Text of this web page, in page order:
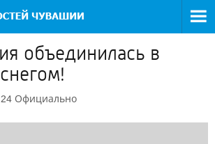
объединилась в
Официально